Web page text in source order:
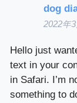
dog
2022年
Hello just
text in your
in Safari. I’m
something to